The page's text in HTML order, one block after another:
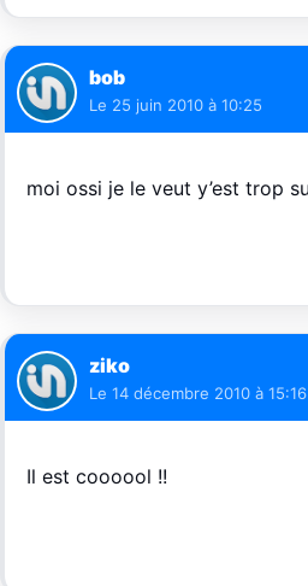
bob
Le 25 juin 2010 à 10:25
moi ossi je le veut y’est trop
ziko
Le 14 décembre 2010 à 15:16
Il est coooool !!